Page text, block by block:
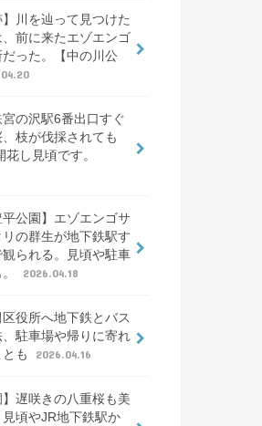
】川を辿って見つけた
前に来たエゾエンゴ
った。【中の川公
の沢駅6番出口すぐ
枝が伐採されても
し見頃です。
平公園】エゾエンゴサ
の群生が地下鉄駅す
観られる。見頃や駐車
2026.04.18
役所へ地下鉄とバス
駐車場や帰りに寄れ
も
2026.04.16
】遅咲きの八重桜も美
見頃やJR地下鉄駅か